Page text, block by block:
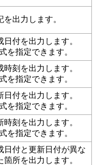
出力します。
付を出力します。
を指定できます。
刻を出力します。
を指定できます。
付を出力します。
を指定できます。
刻を出力します。
を指定できます。
日付と更新日付が異な
箇所を出力します。